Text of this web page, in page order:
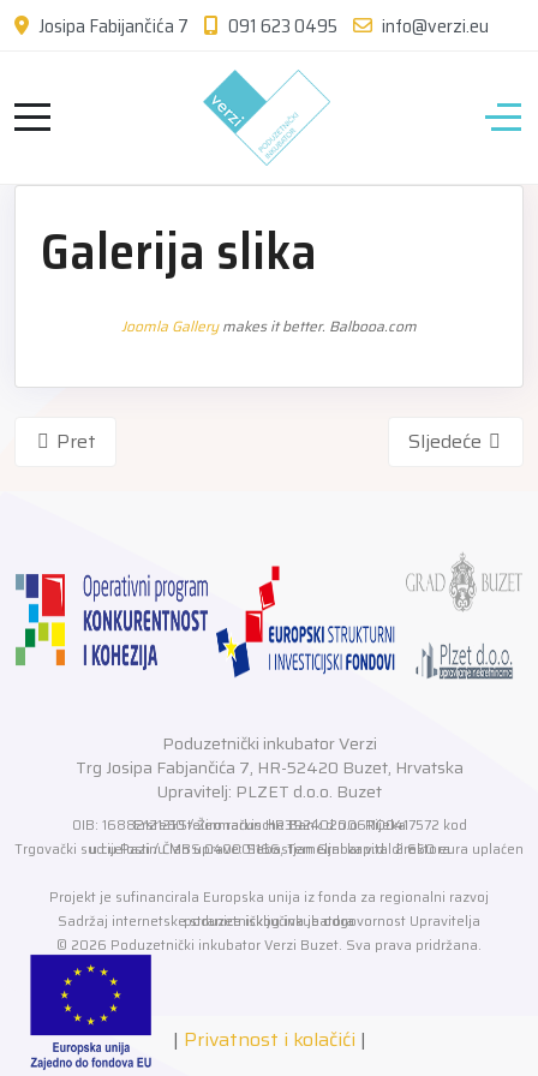
Josipa Fabijančića 7 091 623 0495 info@verzi.eu
Galerija slika
Joomla Gallerymakes it better. Balbooa.com
Pret Sljedeće
Poduzetnički inkubator Verzi
Trg Josipa Fabjančića 7, HR-52420 Buzet, Hrvatska
Upravitelj: PLZET d.o.o. Buzet
OIB: 16882121210 / Žiro račun HR3924020061100417572 kod Erste&Steiermarkische Bank d.o.o. Rijeka
Trgovački sud u Pazinu MBS 040001166, Temeljni kapital 2.650 eura uplaćen u cijelosti / Član uprave: Sebastjan Grabar v.d. direktora
Projekt je sufinancirala Europska unija iz fonda za regionalni razvoj
Sadržaj internetske stranice isključiva je odgovornost Upravitelja poduzetničkog inkubatora
© 2026 Poduzetnički inkubator Verzi Buzet. Sva prava pridržana.
| Privatnost i kolačići |